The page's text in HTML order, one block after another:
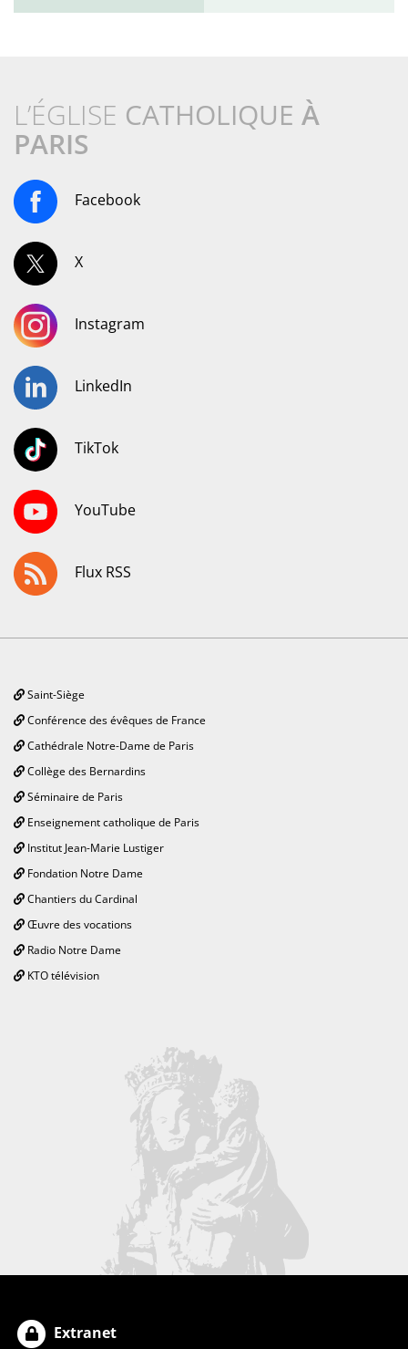
L’ÉGLISE CATHOLIQUE À
PARIS
Facebook
X
Instagram
LinkedIn
TikTok
YouTube
Flux RSS
Saint-Siège
Conférence des évêques de France
Cathédrale Notre-Dame de Paris
Collège des Bernardins
Séminaire de Paris
Enseignement catholique de Paris
Institut Jean-Marie Lustiger
Fondation Notre Dame
Chantiers du Cardinal
Œuvre des vocations
Radio Notre Dame
KTO télévision
Extranet